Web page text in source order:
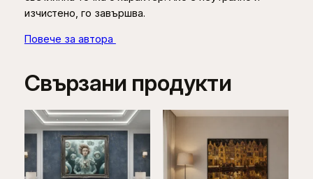
изчистено, го завършва.
Повече за автора
Свързани продукти